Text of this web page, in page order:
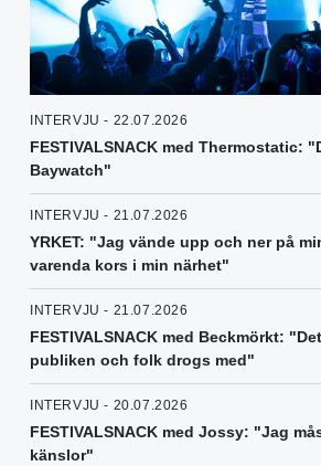
INTERVJU - 22.07.2026
FESTIVALSNACK med Thermostatic:
Baywatch"
INTERVJU - 21.07.2026
YRKET: "Jag vände upp och ner på
varenda kors i min närhet"
INTERVJU - 21.07.2026
FESTIVALSNACK med Beckmörkt:
publiken och folk drogs med"
INTERVJU - 20.07.2026
FESTIVALSNACK med Jossy: "Jag
känslor"